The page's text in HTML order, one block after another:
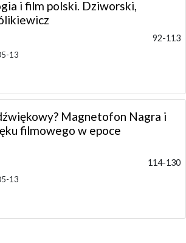
i film polski. Dziworski,
92-113
13
Magnetofon Nagra i
filmowego w epoce
114-130
13